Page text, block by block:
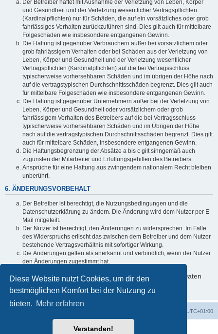
Diese Website nutzt Cookies, um dir den
bestmöglichen Komfort bei der Nutzung zu
bieten. Mehr erfahren
Verstanden!
Der Betreiber haftet mit Ausnahme der Verletzung von Leben, Körper
und Gesundheit und der Verletzung wesentlicher Vertragspflichten
(Kardinalpflichten) nur für Schäden, die auf ein vorsätzliches oder grob
fahrlässiges Verhalten zurückzuführen sind. Dies gilt auch für mittelbare
Folgeschäden wie insbesondere entgangenen Gewinn.
Die Haftung ist gegenüber Verbrauchern außer bei vorsätzlichem oder
grob fahrlässigem Verhalten oder bei Schäden aus der Verletzung von
Leben, Körper und Gesundheit und der Verletzung wesentlicher
Vertragspflichten (Kardinalpflichten) auf die bei Vertragsschluss
typischerweise vorhersehbaren Schäden und im übrigen der Höhe nach
auf die vertragstypischen Durchschnittsschäden begrenzt. Dies gilt auch
für mittelbare Folgeschäden wie insbesondere entgangenen Gewinn.
Die Haftung ist gegenüber Unternehmern außer bei der Verletzung von
Leben, Körper und Gesundheit oder vorsätzlichem oder grob
fahrlässigem Verhalten des Betreibers auf die bei Vertragsschluss
typischerweise vorhersehbaren Schäden und im Übrigen der Höhe
nach auf die vertragstypischen Durchschnittsschäden begrenzt. Dies gilt
auch für mittelbare Schäden, insbesondere entgangenen Gewinn.
Die Haftungsbegrenzung der Absätze a bis c gilt sinngemäß auch
zugunsten der Mitarbeiter und Erfüllungsgehilfen des Betreibers.
Ansprüche für eine Haftung aus zwingendem nationalem Recht bleiben
unberührt.
6. ÄNDERUNGSVORBEHALT
Der Betreiber ist berechtigt, die Nutzungsbedingungen und die
Datenschutzerklärung zu ändern. Die Änderung wird dem Nutzer per E-
Mail mitgeteilt.
Der Nutzer ist berechtigt, den Änderungen zu widersprechen. Im Falle
des Widerspruchs erlischt das zwischen dem Betreiber und dem Nutzer
bestehende Vertragsverhältnis mit sofortiger Wirkung.
Die Änderungen gelten als anerkannt und verbindlich, wenn der Nutzer
den Änderungen zugestimmt hat.
Informationen über den Umgang mit deinen persönlichen Daten
sind in der Datenschutzerklärung enthalten.
UTC+01:00
Powered byphpBB® Forum Software © phpBB Limited